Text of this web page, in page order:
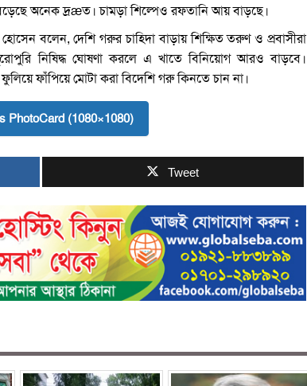
অনেক দ্রæত। চামড়া শিল্পেও রফতানি আয় বাড়ছে।
বলেন, দেশি গরুর চাহিদা বাড়ায় শিক্ষিত তরুণ ও প্রবাসীরা
নিষিদ্ধ ঘোষণা করলে এ খাতে বিনিয়োগ আরও বাড়বে।
ফাঁপিয়ে মোটা করা বিদেশি গরু কিনতে চান না।
PhotoCard (1080×1080)
Tweet